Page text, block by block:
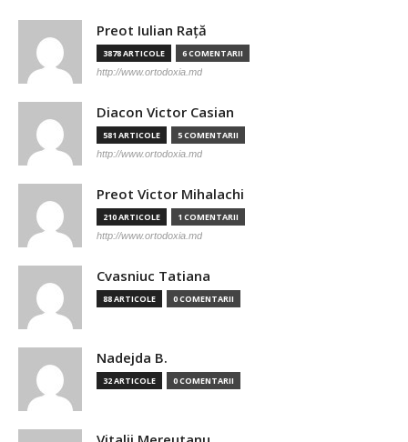
Preot Iulian Raţă
3878 ARTICOLE 6 COMENTARII
http://www.ortodoxia.md
Diacon Victor Casian
581 ARTICOLE 5 COMENTARII
http://www.ortodoxia.md
Preot Victor Mihalachi
210 ARTICOLE 1 COMENTARII
http://www.ortodoxia.md
Cvasniuc Tatiana
88 ARTICOLE 0 COMENTARII
Nadejda B.
32 ARTICOLE 0 COMENTARII